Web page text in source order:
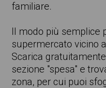
familiare.
Il modo più semplice
supermercato vicino
Scarica
sezione "spesa" e
zona, per cui puoi